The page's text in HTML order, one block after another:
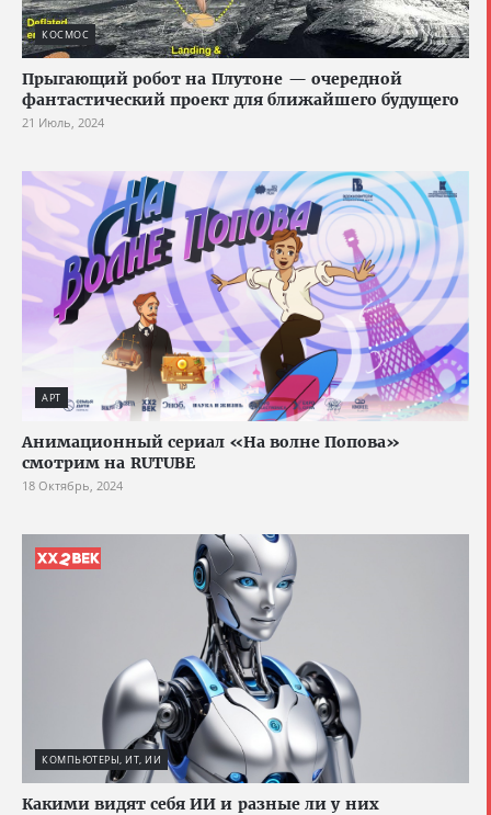
КОСМОС
Прыгающий робот на Плутоне — очередной
фантастический проект для ближайшего будущего
21 Июль, 2024
АРТ
Анимационный сериал «На волне Попова»
смотрим на RUTUBE
18 Октябрь, 2024
КОМПЬЮТЕРЫ, ИТ, ИИ
Какими видят себя ИИ и разные ли у них